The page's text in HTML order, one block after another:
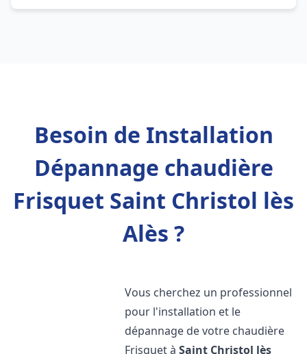
Besoin de Installation
Dépannage chaudière
Frisquet Saint Christol lès
Alès ?
Vous cherchez un professionnel
pour l'installation et le
dépannage de votre chaudière
Frisquet àSaint Christol lès